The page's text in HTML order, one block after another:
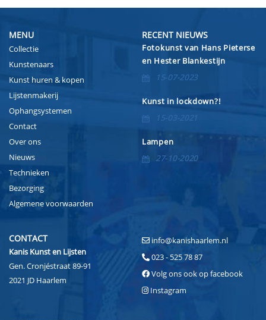
MENU
Collectie
Kunstenaars
Kunst huren & kopen
Lijstenmakerij
Ophangsystemen
Contact
Over ons
Nieuws
Technieken
Bezorging
Algemene voorwaarden
RECENT NIEUWS
Fotokunst van Hans Pieterse
en Hester Blankestijn
15-07-2023
Kunst in lockdown?!
15-03-2021
Lampen
27-10-2020
CONTACT
Kanis Kunst en Lijsten
Gen. Cronjéstraat 89-91
2021 JD Haarlem
info@kanishaarlem.nl
023 - 525 78 87
Volg ons ook op facebook
Instagram